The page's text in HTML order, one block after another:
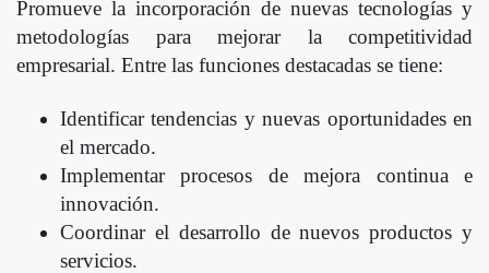
Promueve la incorporación de nuevas tecnologías y
metodologías para mejorar la competitividad
empresarial. Entre las funciones destacadas se tiene:
Identificar tendencias y nuevas oportunidades en
el mercado.
Implementar procesos de mejora continua e
innovación.
Coordinar el desarrollo de nuevos productos y
servicios.